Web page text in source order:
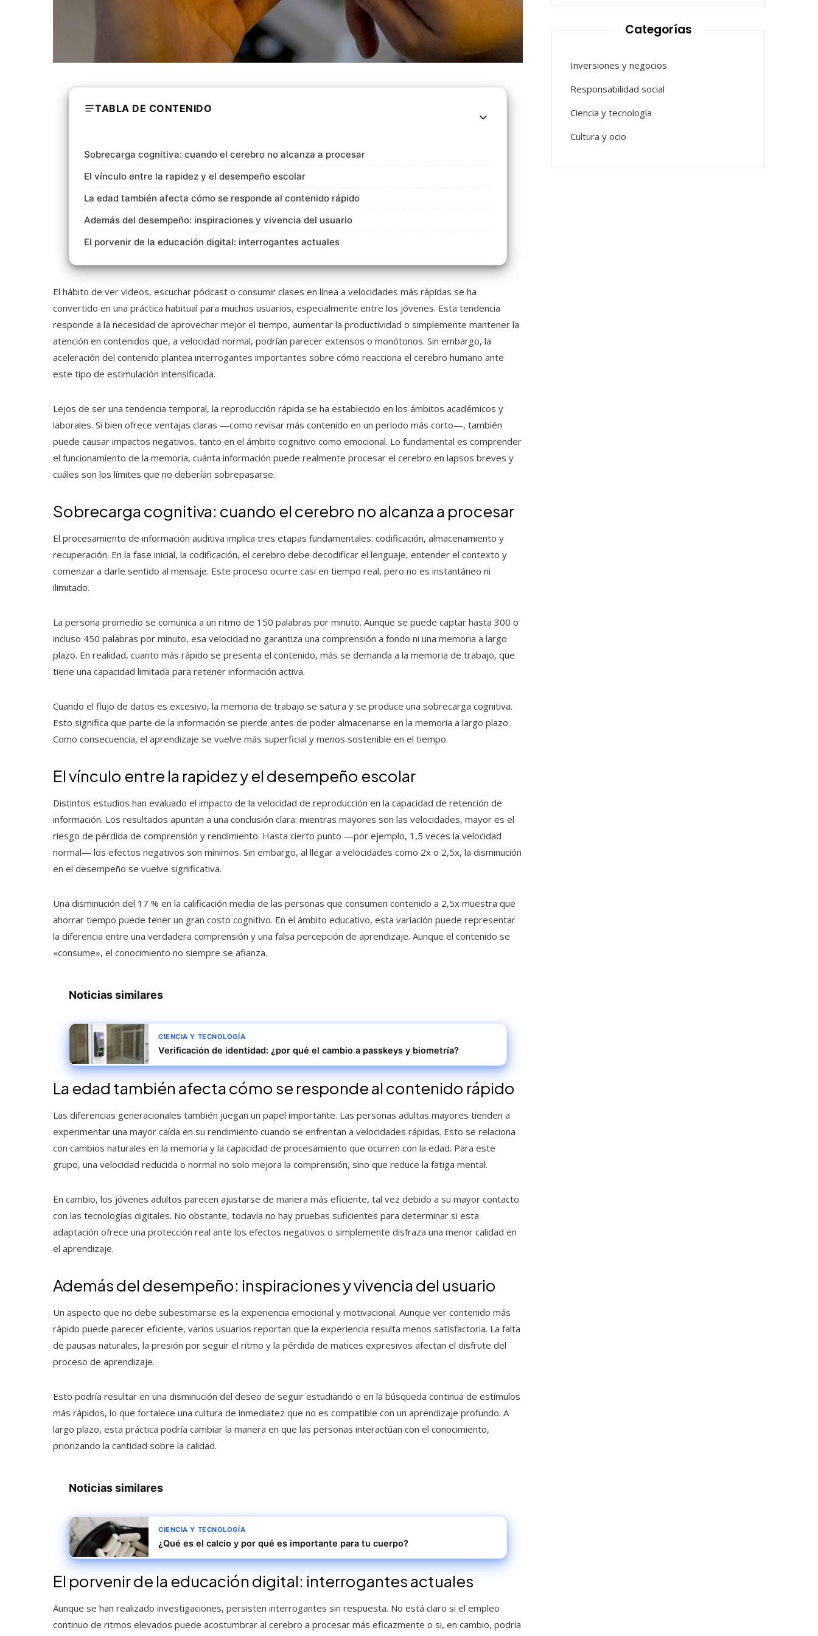
TABLA DE CONTENIDO
Sobrecarga cognitiva: cuando el cerebro no alcanza a procesar
El vínculo entre la rapidez y el desempeño escolar
La edad también afecta cómo se responde al contenido rápido
Además del desempeño: inspiraciones y vivencia del usuario
El porvenir de la educación digital: interrogantes actuales
El hábito de ver videos, escuchar pódcast o consumir clases en línea a velocidades más rápidas se ha
convertido en una práctica habitual para muchos usuarios, especialmente entre los jóvenes. Esta tendencia
responde a la necesidad de aprovechar mejor el tiempo, aumentar la productividad o simplemente mantener la
atención en contenidos que, a velocidad normal, podrían parecer extensos o monótonos. Sin embargo, la
aceleración del contenido plantea interrogantes importantes sobre cómo reacciona el cerebro humano ante
este tipo de estimulación intensificada.
Lejos de ser una tendencia temporal, la reproducción rápida se ha establecido en los ámbitos académicos y
laborales. Si bien ofrece ventajas claras —como revisar más contenido en un período más corto—, también
puede causar impactos negativos, tanto en el ámbito cognitivo como emocional. Lo fundamental es comprender
el funcionamiento de la memoria, cuánta información puede realmente procesar el cerebro en lapsos breves y
cuáles son los límites que no deberían sobrepasarse.
Sobrecarga cognitiva: cuando el cerebro no alcanza a procesar
El procesamiento de información auditiva implica tres etapas fundamentales: codificación, almacenamiento y
recuperación. En la fase inicial, la codificación, el cerebro debe decodificar el lenguaje, entender el contexto y
comenzar a darle sentido al mensaje. Este proceso ocurre casi en tiempo real, pero no es instantáneo ni
ilimitado.
La persona promedio se comunica a un ritmo de 150 palabras por minuto. Aunque se puede captar hasta 300 o
incluso 450 palabras por minuto, esa velocidad no garantiza una comprensión a fondo ni una memoria a largo
plazo. En realidad, cuanto más rápido se presenta el contenido, más se demanda a la memoria de trabajo, que
tiene una capacidad limitada para retener información activa.
Cuando el flujo de datos es excesivo, la memoria de trabajo se satura y se produce una sobrecarga cognitiva.
Esto significa que parte de la información se pierde antes de poder almacenarse en la memoria a largo plazo.
Como consecuencia, el aprendizaje se vuelve más superficial y menos sostenible en el tiempo.
El vínculo entre la rapidez y el desempeño escolar
Distintos estudios han evaluado el impacto de la velocidad de reproducción en la capacidad de retención de
información. Los resultados apuntan a una conclusión clara: mientras mayores son las velocidades, mayor es el
riesgo de pérdida de comprensión y rendimiento. Hasta cierto punto —por ejemplo, 1,5 veces la velocidad
normal— los efectos negativos son mínimos. Sin embargo, al llegar a velocidades como 2x o 2,5x, la disminución
en el desempeño se vuelve significativa.
Una disminución del 17 % en la calificación media de las personas que consumen contenido a 2,5x muestra que
ahorrar tiempo puede tener un gran costo cognitivo. En el ámbito educativo, esta variación puede representar
la diferencia entre una verdadera comprensión y una falsa percepción de aprendizaje. Aunque el contenido se
«consume», el conocimiento no siempre se afianza.
Noticias similares
CIENCIA Y TECNOLOGÍA
Verificación de identidad: ¿por qué el cambio a passkeys y biometría?
La edad también afecta cómo se responde al contenido rápido
Las diferencias generacionales también juegan un papel importante. Las personas adultas mayores tienden a
experimentar una mayor caída en su rendimiento cuando se enfrentan a velocidades rápidas. Esto se relaciona
con cambios naturales en la memoria y la capacidad de procesamiento que ocurren con la edad. Para este
grupo, una velocidad reducida o normal no solo mejora la comprensión, sino que reduce la fatiga mental.
En cambio, los jóvenes adultos parecen ajustarse de manera más eficiente, tal vez debido a su mayor contacto
con las tecnologías digitales. No obstante, todavía no hay pruebas suficientes para determinar si esta
adaptación ofrece una protección real ante los efectos negativos o simplemente disfraza una menor calidad en
el aprendizaje.
Además del desempeño: inspiraciones y vivencia del usuario
Un aspecto que no debe subestimarse es la experiencia emocional y motivacional. Aunque ver contenido más
rápido puede parecer eficiente, varios usuarios reportan que la experiencia resulta menos satisfactoria. La falta
de pausas naturales, la presión por seguir el ritmo y la pérdida de matices expresivos afectan el disfrute del
proceso de aprendizaje.
Esto podría resultar en una disminución del deseo de seguir estudiando o en la búsqueda continua de estímulos
más rápidos, lo que fortalece una cultura de inmediatez que no es compatible con un aprendizaje profundo. A
largo plazo, esta práctica podría cambiar la manera en que las personas interactúan con el conocimiento,
priorizando la cantidad sobre la calidad.
Noticias similares
CIENCIA Y TECNOLOGÍA
¿Qué es el calcio y por qué es importante para tu cuerpo?
El porvenir de la educación digital: interrogantes actuales
Aunque se han realizado investigaciones, persisten interrogantes sin respuesta. No está claro si el empleo
continuo de ritmos elevados puede acostumbrar al cerebro a procesar más eficazmente o si, en cambio, podría
Categorías
Inversiones y negocios
Responsabilidad social
Ciencia y tecnología
Cultura y ocio